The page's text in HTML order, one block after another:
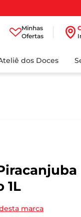
Minhas
Ofertas
dos Doces
1L
marca